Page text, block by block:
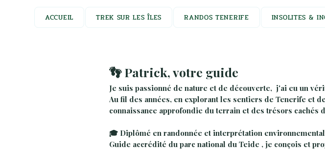
ACCUEIL TREK SUR LES ÎLES RANDOS TENERIFE INSOLITES &
👣 Patrick, votre guide
Je suis passionné de nature et de découverte, j'ai eu un
Au fil des années, en explorant les sentiers de Tenerife et
connaissance approfondie du terrain et des trésors cachés
🎓 Diplômé en randonnée et interprétation
Guide accrédité du parc national du Teide , je conçois et